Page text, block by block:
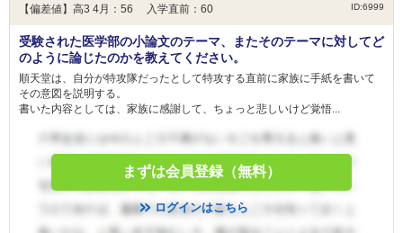
【偏差値】高3 4月：56 入学直前：60
ID:6999
受験された医学部の小論文のテーマ、またそのテーマに対してど
のように論じたのかを教えてください。
順天堂は、自分が特攻隊だったとして特攻する直前に家族に手紙を書いて
その意図を説明する。
書いた内容としては、家族に感謝して、ちょっと悲しいけど覚悟...
まずは会員登録（無料）
ログインはこちら